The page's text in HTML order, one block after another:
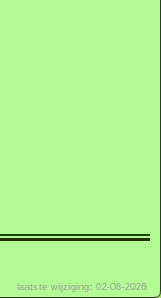
laatste wijziging: 02-08-2026